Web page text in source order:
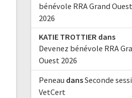
bénévole RRA Grand Ouest
2026
KATIE TROTTIER dans
Devenez bénévole RRA
Ouest 2026
Peneau dansSeconde
VetCert